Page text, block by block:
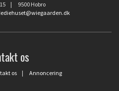
| 9500 Hobro
os
os | Annoncering